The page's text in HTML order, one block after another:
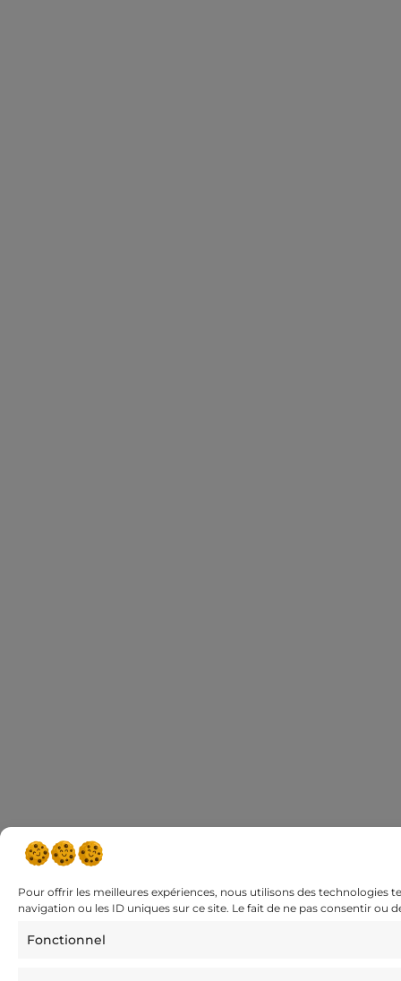
Pour offrir les meilleures expériences, nous utilisons des
navigation ou les ID uniques sur ce site. Le fait de ne pas consentir
Fonctionnel